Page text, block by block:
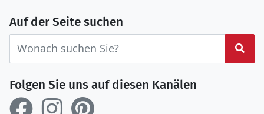
Auf der Seite suchen
Folgen Sie uns auf diesen Kanälen